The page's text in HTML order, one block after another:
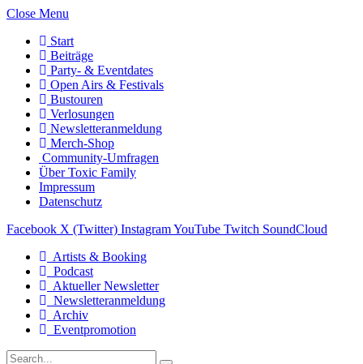
Close Menu
Start
Beiträge
Party- & Eventdates
Open Airs & Festivals
Bustouren
Verlosungen
Newsletteranmeldung
Merch-Shop
Community-Umfragen
Über Toxic Family
Impressum
Datenschutz
Facebook X (Twitter) InstagramYouTube Twitch SoundCloud
Artists & Booking
Podcast
Aktueller Newsletter
Newsletteranmeldung
Archiv
Eventpromotion